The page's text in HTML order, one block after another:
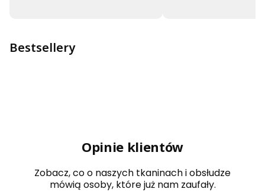
Bestsellery
Opinie klientów
Zobacz, co o naszych tkaninach i obsłudze
mówią osoby, które już nam zaufały.